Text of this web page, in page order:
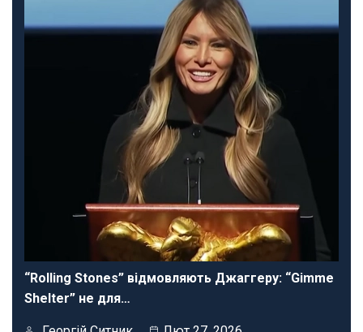
“Rolling Stones” відмовляють Джаггеру: “Gimme
Shelter” не для…